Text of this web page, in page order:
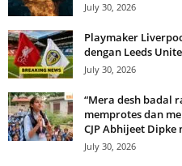
July 30, 2026
Playmaker
dengan Leeds
July 30, 2026
“Mera desh badal
memprotes dan
CJP Abhijeet
July 30, 2026